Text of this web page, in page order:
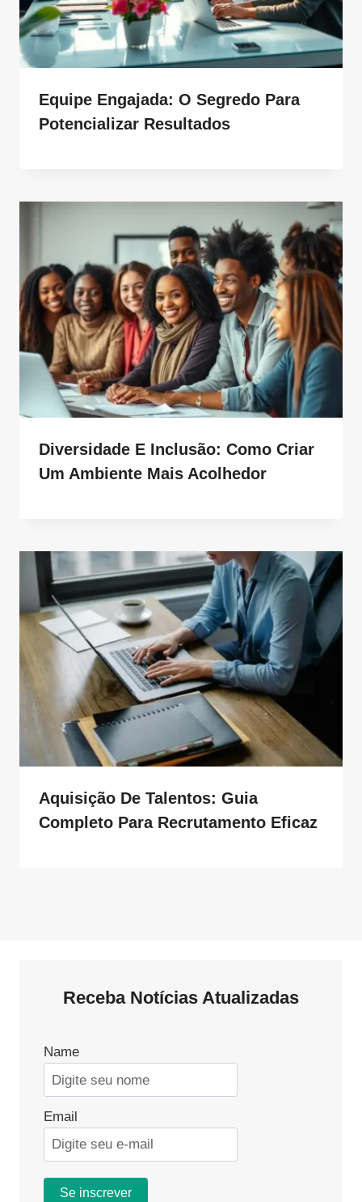
Equipe Engajada: O Segredo Para
Potencializar Resultados
Diversidade E Inclusão: Como Criar
Um Ambiente Mais Acolhedor
Aquisição De Talentos: Guia
Completo Para Recrutamento Eficaz
Receba Notícias Atualizadas
Name
Email